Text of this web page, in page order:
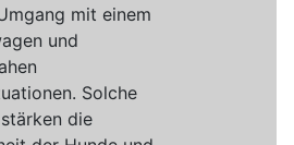
mit einem
und
Solche
die